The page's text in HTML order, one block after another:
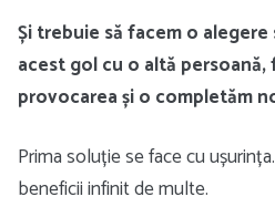
Și trebuie să facem o
acest gol cu ​​o altă
provocarea și o completăm
Prima soluție se face cu
beneficii infinit de multe.